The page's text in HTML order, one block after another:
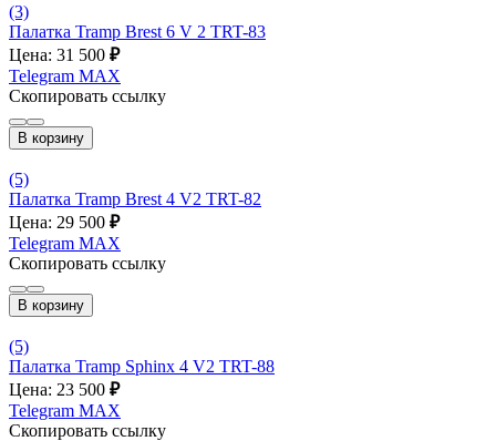
(3)
Палатка Tramp Brest 6 V 2 TRT-83
Цена: 31 500 ₽
Telegram MAX
Скопировать ссылку
В корзину
(5)
Палатка Tramp Brest 4 V2 TRT-82
Цена: 29 500 ₽
Telegram MAX
Скопировать ссылку
В корзину
(5)
Палатка Tramp Sphinx 4 V2 TRT-88
Цена: 23 500 ₽
Telegram MAX
Скопировать ссылку